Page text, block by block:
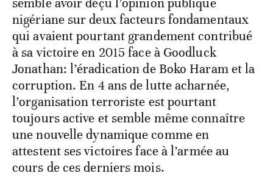
semble avoir déçu l’opinion publique
nigériane sur deux facteurs fondamentaux
qui avaient pourtant grandement contribué
à sa victoire en 2015 face à Goodluck
Jonathan: l’éradication de Boko Haram et la
corruption. En 4 ans de lutte acharnée,
l’organisation terroriste est pourtant
toujours active et semble même connaître
une nouvelle dynamique comme en
attestent ses victoires face à l’armée au
cours de ces derniers mois.